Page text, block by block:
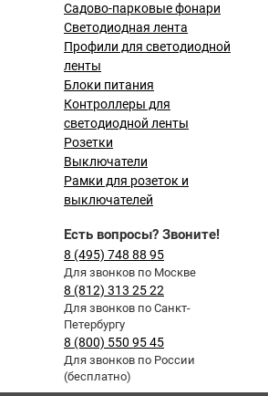
Садово-парковые фонари
Светодиодная лента
Профили для светодиодной
ленты
Блоки питания
Контроллеры для
светодиодной ленты
Розетки
Выключатели
Рамки для розеток и
выключателей
Есть вопросы? Звоните!
8 (495) 748 88 95
Для звонков по Москве
8 (812) 313 25 22
Для звонков по Санкт-
Петербургу
8 (800) 550 95 45
Для звонков по России
(бесплатно)